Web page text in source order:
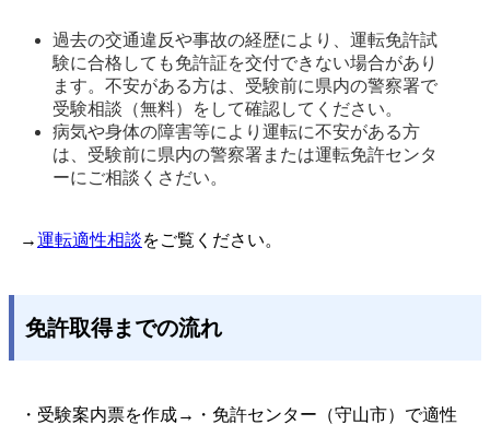
過去の交通違反や事故の経歴により、運転免許試
験に合格しても免許証を交付できない場合があり
ます。不安がある方は、受験前に県内の警察署で
受験相談（無料）をして確認してください。
病気や身体の障害等により運転に不安がある方
は、受験前に県内の警察署または運転免許センタ
ーにご相談くさだい。
→運転適性相談をご覧ください。
免許取得までの流れ
・受験案内票を作成→・免許センター（守山市）で適性